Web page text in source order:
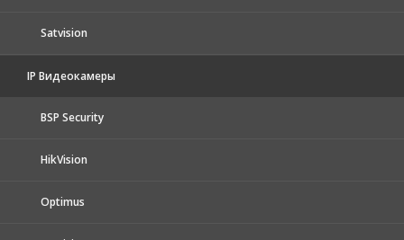
Satvision
IP Видеокамеры
BSP Security
HikVision
Optimus